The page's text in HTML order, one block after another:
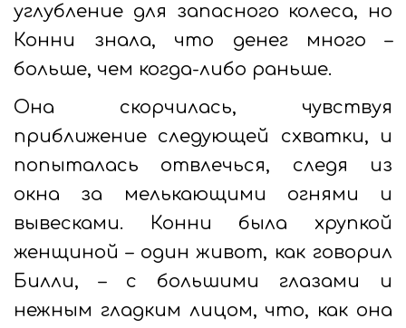
углубление для запасного колеса, но
Конни знала, что денег много –
больше, чем когда-либо раньше.
Она скорчилась, чувствуя
приближение следующей схватки, и
попыталась отвлечься, следя из
окна за мелькающими огнями и
вывесками. Конни была хрупкой
женщиной – один живот, как говорил
Билли, – с большими глазами и
нежным гладким лицом, что, как она